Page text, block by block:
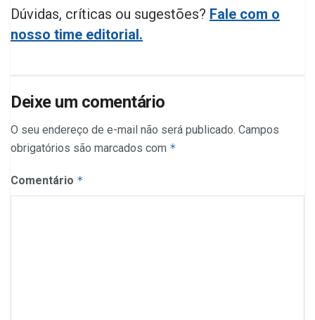
Dúvidas, críticas ou sugestões? Fale com o
nosso time editorial.
Deixe um comentário
O seu endereço de e-mail não será publicado. Campos
obrigatórios são marcados com *
Comentário *